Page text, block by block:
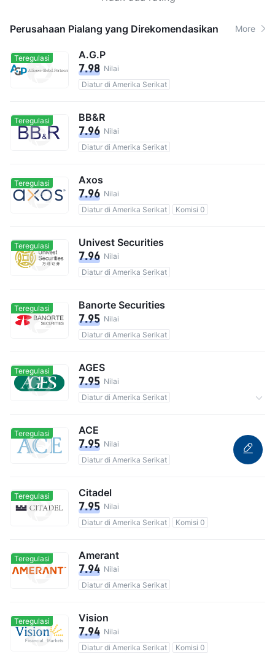
Perusahaan Pialang yang Direkomendasikan More
Teregulasi A.G.P
7.98 Nilai
Diatur di Amerika Serikat
Teregulasi BB&R
7.96 Nilai
Diatur di Amerika Serikat
Teregulasi Axos
7.96 Nilai
Diatur di Amerika Serikat
Komisi 0
Teregulasi Univest Securities
7.96 Nilai
Diatur di Amerika Serikat
Teregulasi Banorte Securities
7.95 Nilai
Diatur di Amerika Serikat
Teregulasi AGES
7.95 Nilai
Diatur di Amerika Serikat
Teregulasi ACE
7.95 Nilai
Diatur di Amerika Serikat
Teregulasi Citadel
7.95 Nilai
Diatur di Amerika Serikat
Komisi 0
Teregulasi Amerant
7.94 Nilai
Diatur di Amerika Serikat
Teregulasi Vision
7.94 Nilai
Diatur di Amerika Serikat
Komisi 0